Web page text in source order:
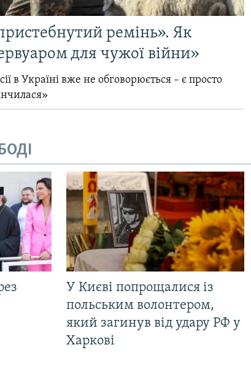
ремінь». Як
для чужої війни»
в Україні вже не обговорюється – є просто
У Києві попрощалися із
польським волонтером,
який загинув від удару РФ у
Харкові